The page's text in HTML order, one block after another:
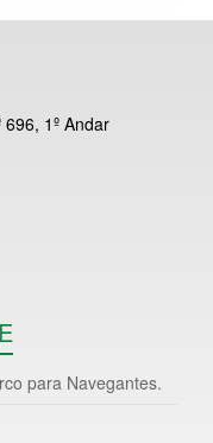
1º Andar
para Navegantes.